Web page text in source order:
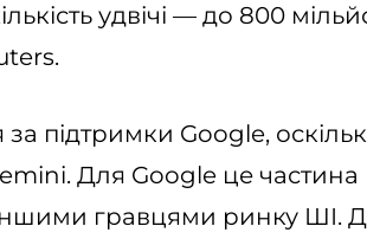
удвічі — до 800
за підтримки Google,
Для Google це частина
гравцями ринку ШІ.